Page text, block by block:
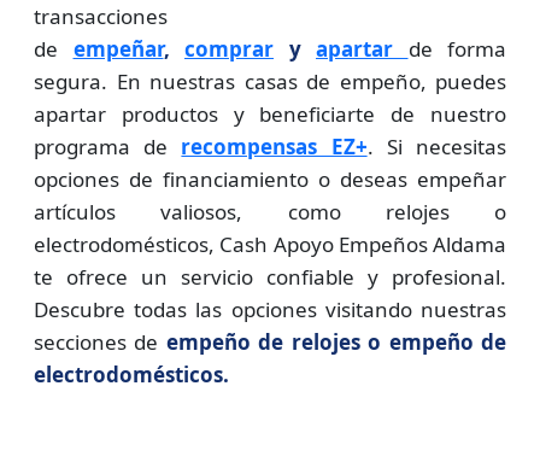
transacciones
de empeñar, comprar y apartar
de forma
segura. En nuestras casas de empeño, puedes
apartar productos y beneficiarte de nuestro
programa de recompensas EZ+. Si necesitas
opciones de financiamiento o deseas empeñar
artículos valiosos, como relojes o
electrodomésticos, Cash Apoyo Empeños Aldama
te ofrece un servicio confiable y profesional.
Descubre todas las opciones visitando nuestras
secciones de empeño de relojes o empeño de
electrodomésticos.